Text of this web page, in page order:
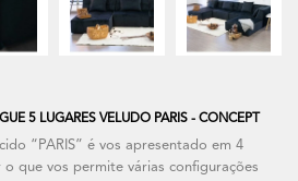
5 LUGARES VELUDO PARIS - CONCEPT
“PARIS” é vos apresentado em 4
que vos permite várias configurações